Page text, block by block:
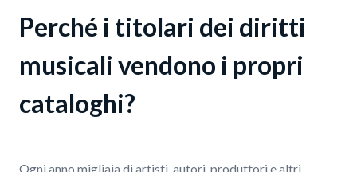
Perché i titolari dei diritti
musicali vendono i propri
cataloghi?
Ogni anno migliaia di artisti, autori, produttori e altri